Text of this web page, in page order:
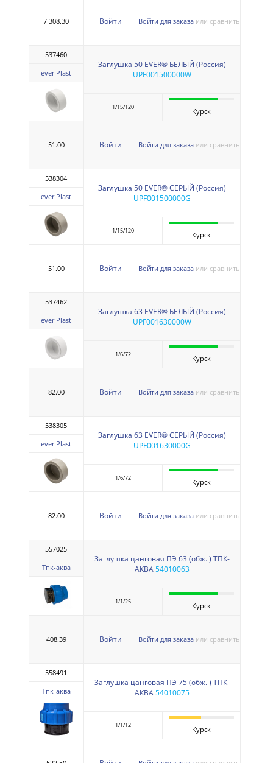
7 308.30 Войти Войти для заказа или сравнить
537460
ever Plast
Заглушка 50 EVER® БЕЛЫЙ (Россия)
UPF001500000W
1/15/120 Курск
51.00 Войти Войти для заказа или сравнить
538304
ever Plast
Заглушка 50 EVER® СЕРЫЙ (Россия)
UPF001500000G
1/15/120 Курск
51.00 Войти Войти для заказа или сравнить
537462
ever Plast
Заглушка 63 EVER® БЕЛЫЙ (Россия)
UPF001630000W
1/6/72 Курск
82.00 Войти Войти для заказа или сравнить
538305
ever Plast
Заглушка 63 EVER® СЕРЫЙ (Россия)
UPF001630000G
1/6/72 Курск
82.00 Войти Войти для заказа или сравнить
557025
Тпк-аква
Заглушка цанговая ПЭ 63 (обж. ) ТПК-
АКВА 54010063
1/1/25 Курск
408.39 Войти Войти для заказа или сравнить
558491
Тпк-аква
Заглушка цанговая ПЭ 75 (обж. ) ТПК-
АКВА 54010075
1/1/12 Курск